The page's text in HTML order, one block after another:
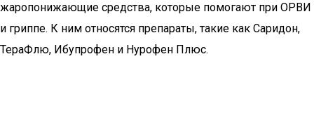
жаропонижающие средства, которые помогают при ОРВИ
и гриппе. К ним относятся препараты, такие как Саридон,
ТераФлю, Ибупрофен и Нурофен Плюс.